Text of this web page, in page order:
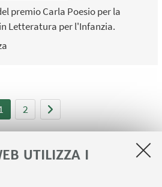
UTILIZZA I
premio Carla Poesio per la
Letteratura per l'Infanzia.
2